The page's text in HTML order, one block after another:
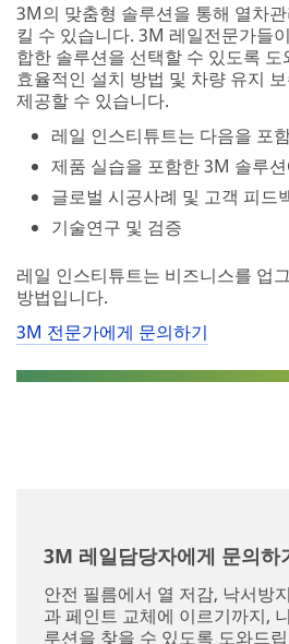
3M의 맞춤형 솔루션을 통해 열차
킬 수 있습니다. 3M 레일전문가들
합한 솔루션을 선택할 수 있도록
효율적인 설치 방법 및 차량 유지
제공할 수 있습니다.
레일 인스티튜트는 다음을 포
제품 실습을 포함한 3M 솔루
글로벌 시공사례 및 고객 피드
기술연구 및 검증
레일 인스티튜트는 비즈니스를 업
방법입니다.
3M 전문가에게 문의하기
3M 레일담당자에게 문의하
안전 필름에서 열 저감, 낙서방
과 페인트 교체에 이르기까지,
루션을 찾을 수 있도록 도와드